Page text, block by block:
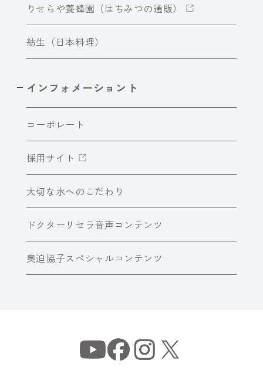
りせらや養蜂園（はちみつの通販）
紡生（日本料理）
インフォメーショント
コーポレート
採用サイト
大切な水へのこだわり
ドクターリセラ音声コンテンツ
奥迫協子スペシャルコンテンツ